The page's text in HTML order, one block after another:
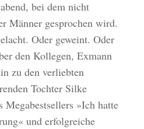
bei dem nicht
Männer gesprochen wird.
Oder geweint. Oder
den Kollegen, Exmann
zu den verliebten
Tochter Silke
Megabestsellers »Ich hatte
und erfolgreiche